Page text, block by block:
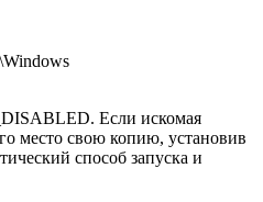
Если искомая
место свою копию, установив
способ запуска и